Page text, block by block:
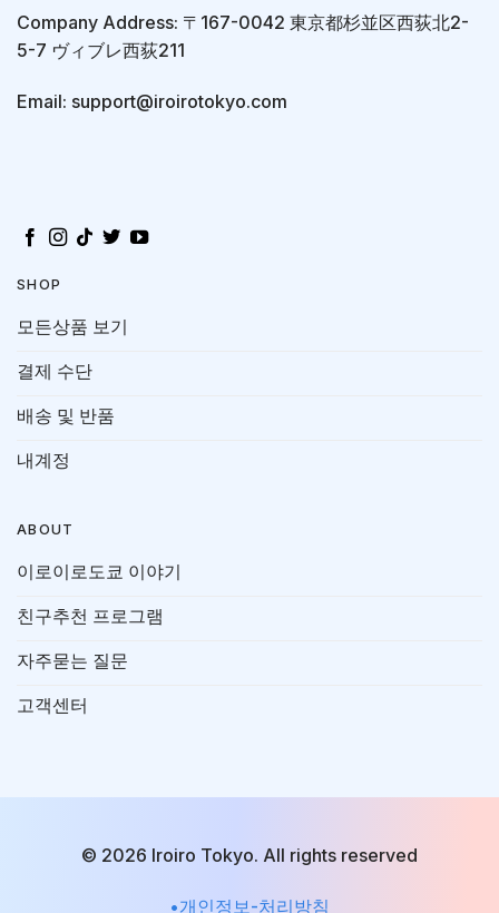
Company Address: 〒167-0042 東京都杉並区西荻北2-
5-7 ヴィブレ西荻211
Email: support@iroirotokyo.com
SHOP
모든상품 보기
결제 수단
배송 및 반품
내계정
ABOUT
이로이로도쿄 이야기
친구추천 프로그램
자주묻는 질문
고객센터
© 2026 Iroiro Tokyo. All rights reserved
•개인정보-처리방침